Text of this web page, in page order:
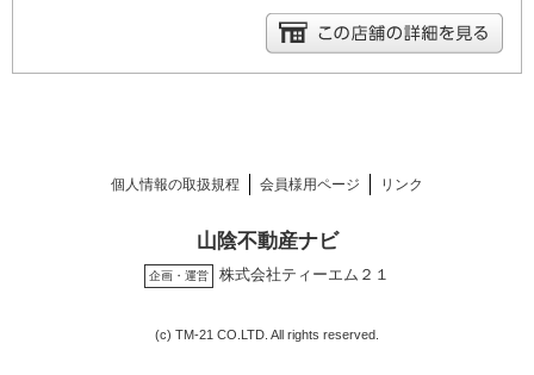
個人情報の取扱規程 会員様用ページ リンク
山陰不動産ナビ
企画・運営 株式会社ティーエム２１
(c) TM-21 CO.LTD. All rights reserved.